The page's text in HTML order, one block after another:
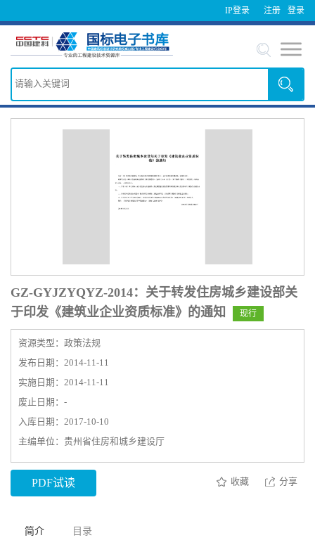
IP登录 登录
注册
GZ-GYJZYQYZ-2014：关于转发住房城乡建设部关
于印发《建筑业企业资质标准》的通知
现行
资源类型：政策法规
发布日期：2014-11-11
实施日期：2014-11-11
废止日期：-
入库日期：2017-10-10
主编单位：贵州省住房和城乡建设厅
PDF试读 收藏 分享
简介 目录